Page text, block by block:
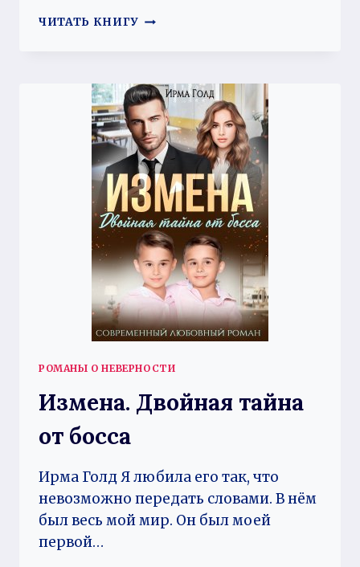
ЧИТАТЬ КНИГУ РАЗВОД.
РОМАНЫ О НЕВЕРНОСТИ
Измена. Двойная тайна
от босса
Ирма Голд Я любила его так, что
невозможно передать словами. В нём
был весь мой мир. Он был моей
первой…